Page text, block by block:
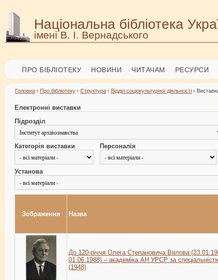
Національна бібліотека
імені В. І. Вернадського
ПРО БІБЛІОТЕКУ НОВИНИ ЧИТАЧАМ РЕСУРСИ
Головна › Про бібліотеку › Структура › Відділ соціокультурної діяльності ›
Електронні виставки
Підрозділ
Категорія виставки Персоналія
Установа
Зображення Назва
До 120-річчя Олега Степановича Вялова
01.06.1988) – академіка АН УРСР за
(1948)